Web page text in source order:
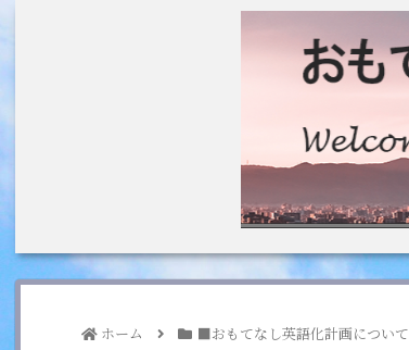
ホーム ■おもてなし英語化計画について